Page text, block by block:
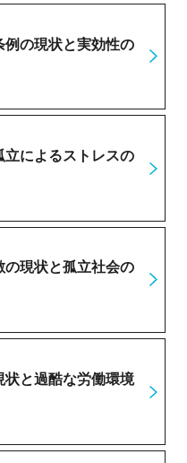
例の現状と実効性の
によるストレスの
現状と孤立社会の
と過酷な労働環境